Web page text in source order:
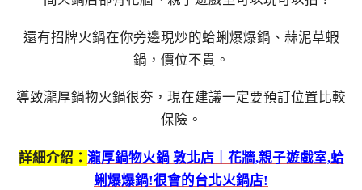
還有招牌火鍋在你旁邊現炒的蛤蜊爆爆鍋、蒜泥草蝦
鍋，價位不貴。
導致瀧厚鍋物火鍋很夯，現在建議一定要預訂位置比較
保險。
詳細介紹： 瀧厚鍋物火鍋 敦北店｜花牆,親子遊戲室,蛤
蜊爆爆鍋!很會的台北火鍋店!